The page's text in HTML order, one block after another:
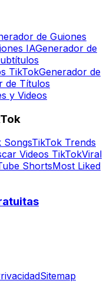
de Guiones
IAGenerador de
TikTokGenerador de
de Títulos
y Videos
SongsTikTok Trends
Videos TikTokViral
ShortsMost Liked
Sitemap